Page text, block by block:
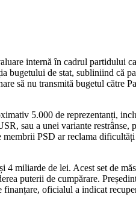
internă în cadrul partidului
bugetului de stat, subliniind că
să nu transmită bugetul către
5.000 de reprezentanți,
sau a unei variante restrânse,
PSD ar reclama
4 miliarde de lei. Acest set de
puterii de cumpărare.
oficialul a indicat